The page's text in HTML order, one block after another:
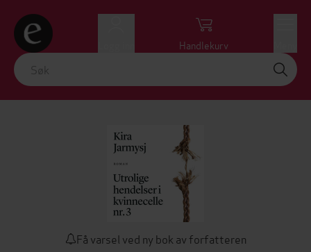
Handlekurv
Få varsel ved ny bok av forfatteren